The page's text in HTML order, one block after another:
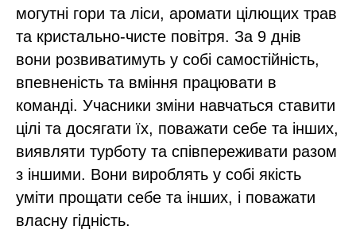
могутні гори та ліси, аромати цілющих трав
та кристально-чисте повітря. За 9 днів
вони розвиватимуть у собі самостійність,
впевненість та вміння працювати в
команді. Учасники зміни навчаться ставити
цілі та досягати їх, поважати себе та інших,
виявляти турботу та співпереживати разом
з іншими. Вони вироблять у собі якість
уміти прощати себе та інших, і поважати
власну гідність.